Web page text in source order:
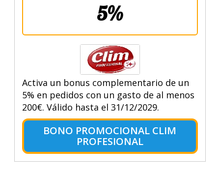
5%
Activa un bonus complementario de un
5% en pedidos con un gasto de al menos
200€. Válido hasta el 31/12/2029.
BONO PROMOCIONAL CLIM
PROFESIONAL